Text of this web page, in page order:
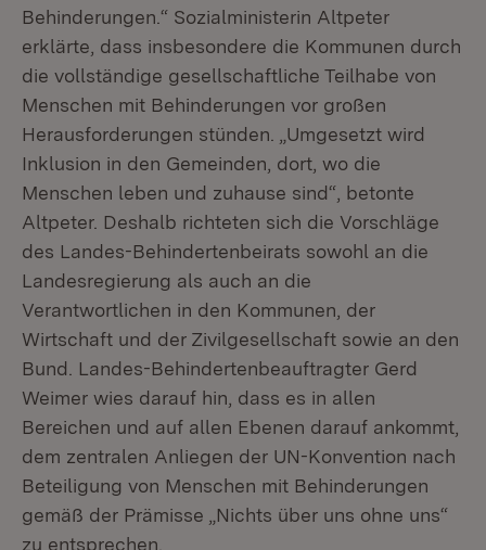
Behinderungen.“ Sozialministerin Altpeter
erklärte, dass insbesondere die Kommunen durch
die vollständige gesellschaftliche Teilhabe von
Menschen mit Behinderungen vor großen
Herausforderungen stünden. „Umgesetzt wird
Inklusion in den Gemeinden, dort, wo die
Menschen leben und zuhause sind“, betonte
Altpeter. Deshalb richteten sich die Vorschläge
des Landes-Behindertenbeirats sowohl an die
Landesregierung als auch an die
Verantwortlichen in den Kommunen, der
Wirtschaft und der Zivilgesellschaft sowie an den
Bund. Landes-Behindertenbeauftragter Gerd
Weimer wies darauf hin, dass es in allen
Bereichen und auf allen Ebenen darauf ankommt,
dem zentralen Anliegen der UN-Konvention nach
Beteiligung von Menschen mit Behinderungen
gemäß der Prämisse „Nichts über uns ohne uns“
zu entsprechen.